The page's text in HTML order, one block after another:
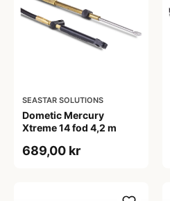
SEASTAR SOLUTIONS
Dometic Mercury
Xtreme 14 fod 4,2 m
689,00 kr